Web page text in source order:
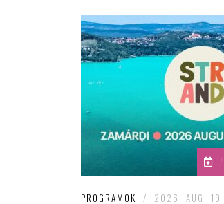
/
PROGRAMOK / 2026. AUG.